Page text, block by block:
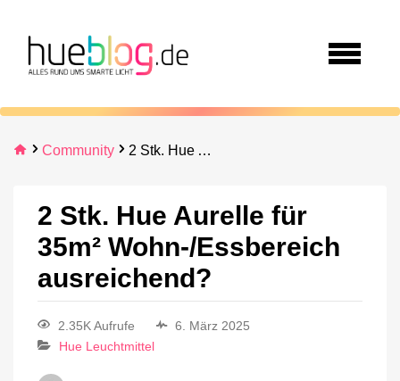
Community 2 Stk. Hue Aurelle für 35m² Wohn-/Essbereich ausreichend?
2 Stk. Hue Aurelle für
35m² Wohn-/Essbereich
ausreichend?
2.35K Aufrufe
6. März 2025
Hue Leuchtmittel